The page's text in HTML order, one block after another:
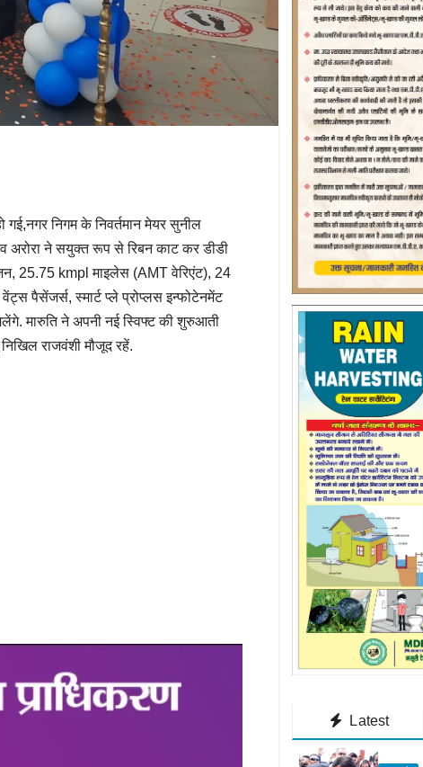
गई,नगर निगम के निवर्तमान मेयर सुनील
अरोरा ने सयुक्त रूप से रिबन काट कर डीडी
25.75 kmpl माइलेस (AMT वेरिएंट), 24
पैसेंजर्स, स्मार्ट प्ले प्रोप्लस इन्फोटेनमेंट
मारुति ने अपनी नई स्विफ्ट की शुरुआती
राजवंशी मौजूद रहें.
Latest